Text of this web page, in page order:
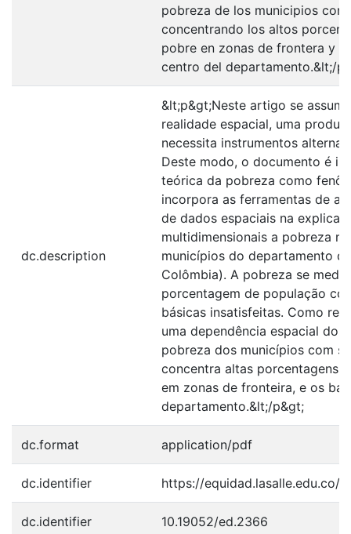
pobreza de los municipios con
concentrando los altos
pobre en zonas de frontera y
centro del departamento.&lt;/
dc.description
&lt;p&gt;Neste artigo se
realidade espacial, uma
necessita instrumentos
Deste modo, o documento é
teórica da pobreza como
incorpora as ferramentas de
de dados espaciais na
multidimensionais a pobreza
municípios do departamento
Colômbia). A pobreza se mede
porcentagem de população
básicas insatisfeitas. Como
uma dependência espacial do
pobreza dos municípios com
concentra altas porcentagens
em zonas de fronteira, e os
departamento.&lt;/p&gt;
dc.format application/pdf
dc.identifier https://equidad.lasalle.edu.co/
dc.identifier 10.19052/ed.2366